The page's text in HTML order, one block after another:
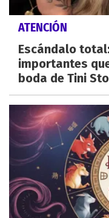
ATENCIÓN
Escándalo
importantes
boda de Tini